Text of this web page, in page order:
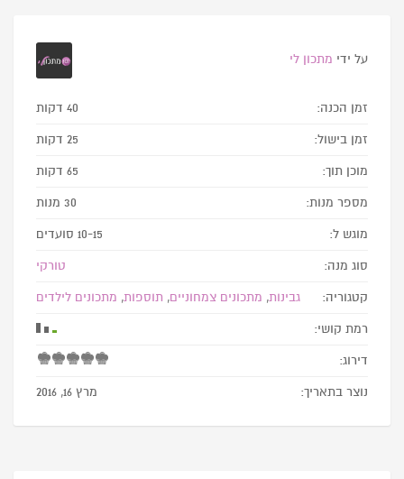
על ידי מתכון לי
זמן הכנה: 40 דקות
זמן בישול: 25 דקות
מוכן תוך: 65 דקות
מספר מנות: 30 מנות
מוגש ל: 10-15 סועדים
סוג מנה: טורקי
קטגוריה: גבינות, מתכונים צמחוניים, תוספות, מתכונים לילדים
רמת קושי:
דירוג:
נוצר בתאריך: מרץ 16, 2016